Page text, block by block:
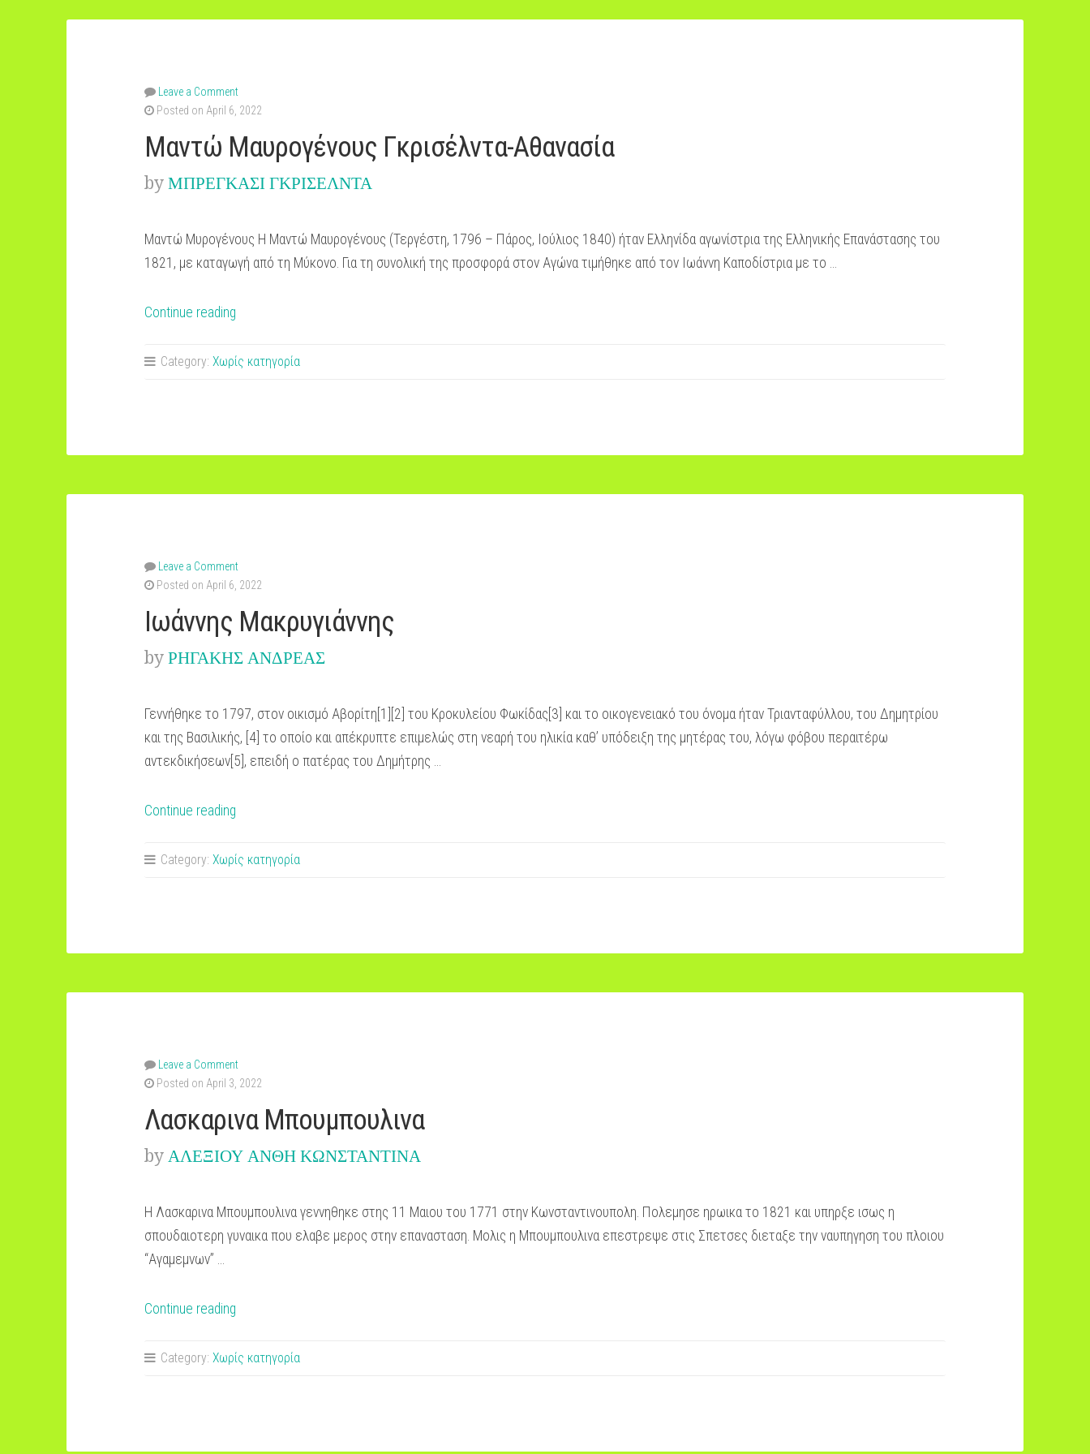
Leave a Comment
Posted on April 6, 2022
Μαντώ Μαυρογένους Γκρισέλντα-Αθανασία
by ΜΠΡΕΓΚΑΣΙ ΓΚΡΙΣΕΛΝΤΑ
Μαντώ Μυρογένους Η Μαντώ Μαυρογένους (Τεργέστη, 1796 – Πάρος, Ιούλιος 1840) ήταν Ελληνίδα αγωνίστρια της Ελληνικής Επανάστασης του
1821, με καταγωγή από τη Μύκονο. Για τη συνολική της προσφορά στον Αγώνα τιμήθηκε από τον Ιωάννη Καποδίστρια με το …
Continue reading
Γκρισέλντα-
Category: Χωρίς κατηγορία
Leave a Comment
Posted on April 6, 2022
Ιωάννης Μακρυγιάννης
by ΡΗΓΑΚΗΣ ΑΝΔΡΕΑΣ
Γεννήθηκε το 1797, στον οικισμό Αβορίτη[1][2] του Κροκυλείου Φωκίδας[3] και το οικογενειακό του όνομα ήταν Τριανταφύλλου, του Δημητρίου
και της Βασιλικής, [4] το οποίο και απέκρυπτε επιμελώς στη νεαρή του ηλικία καθ’ υπόδειξη της μητέρας του, λόγω φόβου περαιτέρω
αντεκδικήσεων[5], επειδή ο πατέρας του Δημήτρης …
Continue reading
Category: Χωρίς κατηγορία
Leave a Comment
Posted on April 3, 2022
Λασκαρινα Μπουμπουλινα
by ΑΛΕΞΙΟΥ ΑΝΘΗ ΚΩΝΣΤΑΝΤΙΝΑ
Η Λασκαρινα Μπουμπουλινα γεννηθηκε στης 11 Μαιου του 1771 στην Κωνσταντινουπολη. Πολεμησε ηρωικα το 1821 και υπηρξε ισως η
σπουδαιοτερη γυναικα που ελαβε μερος στην επανασταση. Μολις η Μπουμπουλινα επεστρεψε στις Σπετσες διεταξε την ναυπηγηση του πλοιου
“Αγαμεμνων” …
Continue reading
Category: Χωρίς κατηγορία